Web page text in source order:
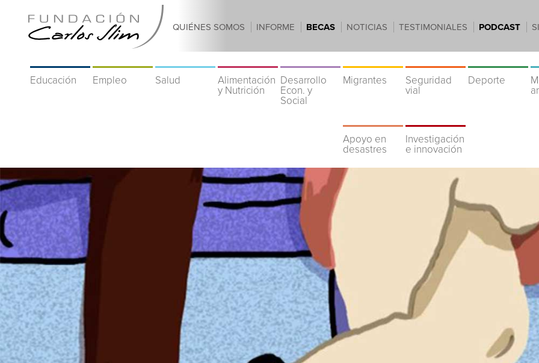
QUIÉNES SOMOS INFORME BECAS NOTICIAS TESTIMONIALES PODCAST
Educación Empleo Salud
Alimentación
y Nutrición
Desarrollo
Econ. y
Social
Migrantes
Seguridad
vial
Deporte
Apoyo en
desastres
Investigación
e innovación